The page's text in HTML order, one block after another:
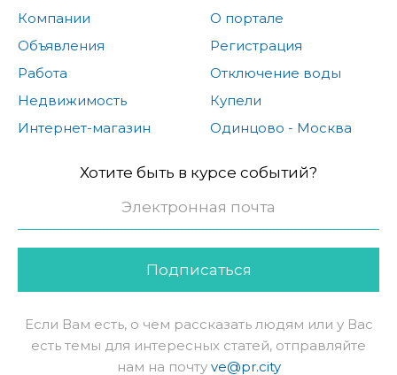
Компании
Объявления
Работа
Недвижимость
Интернет-магазин
О портале
Регистрация
Отключение воды
Купели
Одинцово - Москва
Хотите быть в курсе событий?
Подписаться
Если Вам есть, о чем рассказать людям или у Вас
есть темы для интересных статей, отправляйте
нам на почту ve@pr.city